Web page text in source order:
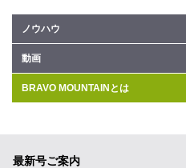
ノウハウ
動画
BRAVO MOUNTAINとは
最新号ご案内